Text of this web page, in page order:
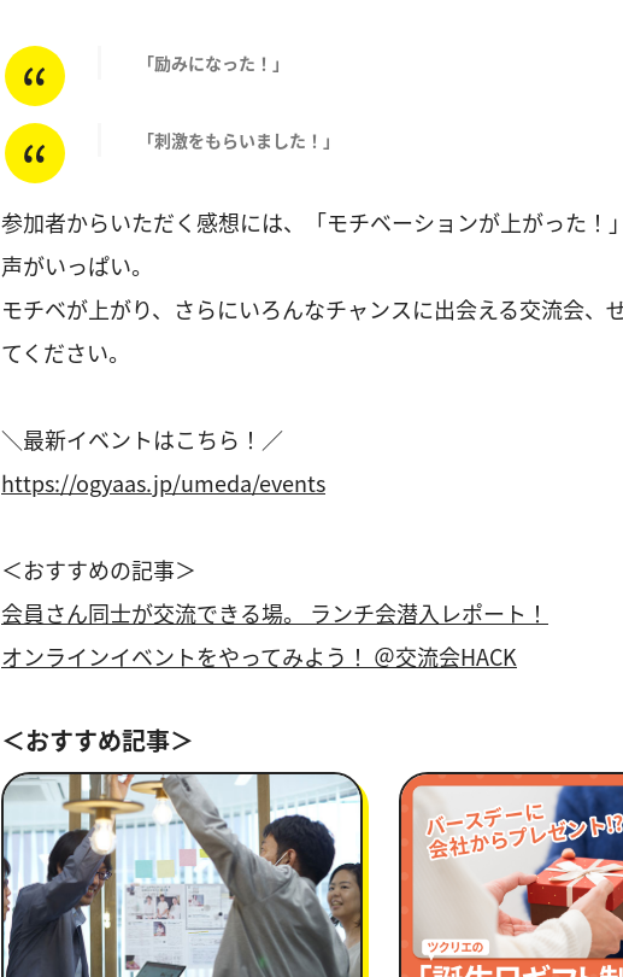
「励みになった！」
「刺激をもらいました！」
参加者からいただく感想には、「モチベーションが上がった！
声がいっぱい。
モチベが上がり、さらにいろんなチャンスに出会える交流会、
てください。
＼最新イベントはこちら！／
https://ogyaas.jp/umeda/events
＜おすすめの記事＞
会員さん同士が交流できる場。 ランチ会潜入レポート！
オンラインイベントをやってみよう！ ＠交流会HACK
＜おすすめ記事＞